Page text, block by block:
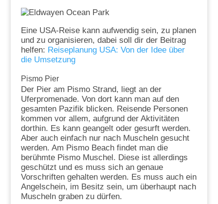
Eine USA-Reise kann aufwendig sein, zu planen
und zu organisieren, dabei soll dir der Beitrag
helfen: Reiseplanung USA: Von der Idee über
die Umsetzung
Pismo Pier
Der Pier am Pismo Strand, liegt an der
Uferpromenade. Von dort kann man auf den
gesamten Pazifik blicken. Reisende Personen
kommen vor allem, aufgrund der Aktivitäten
dorthin. Es kann geangelt oder gesurft werden.
Aber auch einfach nur nach Muscheln gesucht
werden. Am Pismo Beach findet man die
berühmte Pismo Muschel. Diese ist allerdings
geschützt und es muss sich an genaue
Vorschriften gehalten werden. Es muss auch ein
Angelschein, im Besitz sein, um überhaupt nach
Muscheln graben zu dürfen.